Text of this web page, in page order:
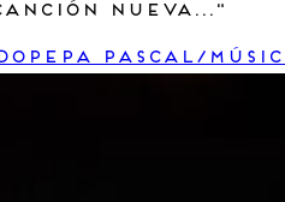
nueva..."
Pepa Pascal/